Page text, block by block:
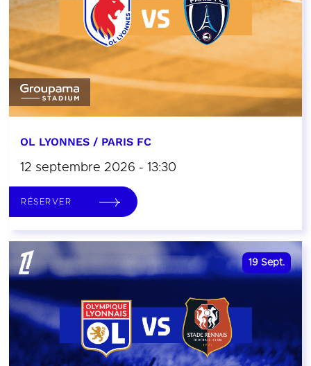
OL LYONNES / PARIS FC
12 septembre 2026 - 13:30
RÉSERVER
19 Sept.